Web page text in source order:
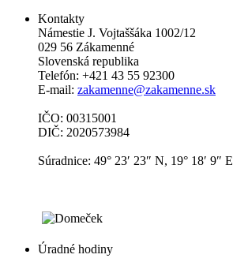
Kontakty
Námestie J. Vojtaššáka 1002/12
029 56 Zákamenné
Slovenská republika
Telefón: +421 43 55 92300
E-mail: zakamenne@zakamenne.sk
IČO: 00315001
DIČ: 2020573984
Súradnice: 49° 23′ 23″ N, 19° 18′ 9″ E
Úradné hodiny